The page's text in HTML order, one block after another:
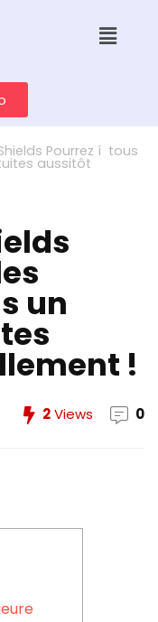
Pourrez í tous
aussitôt
un
!
2Views 0